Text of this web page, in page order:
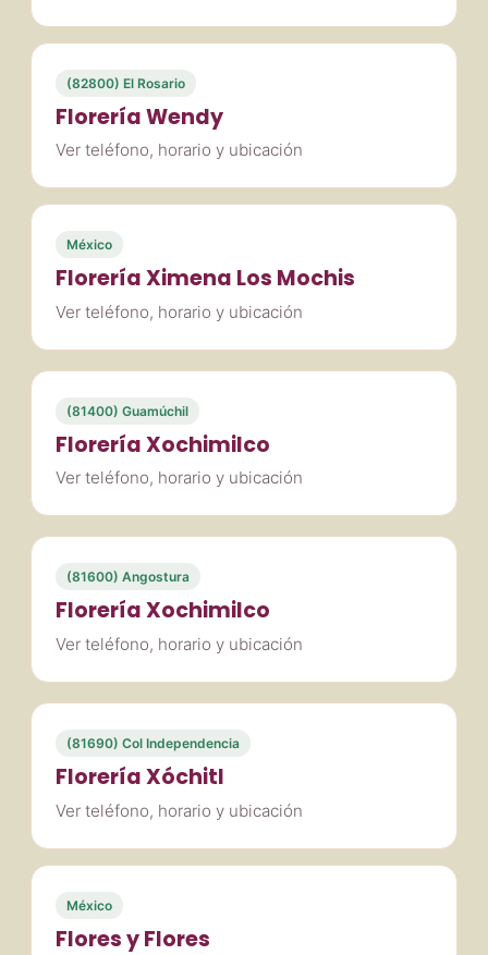
(82800) El Rosario
Florería Wendy
Ver teléfono, horario y ubicación
México
Florería Ximena Los Mochis
Ver teléfono, horario y ubicación
(81400) Guamúchil
Florería Xochimilco
Ver teléfono, horario y ubicación
(81600) Angostura
Florería Xochimilco
Ver teléfono, horario y ubicación
(81690) Col Independencia
Florería Xóchitl
Ver teléfono, horario y ubicación
México
Flores y Flores